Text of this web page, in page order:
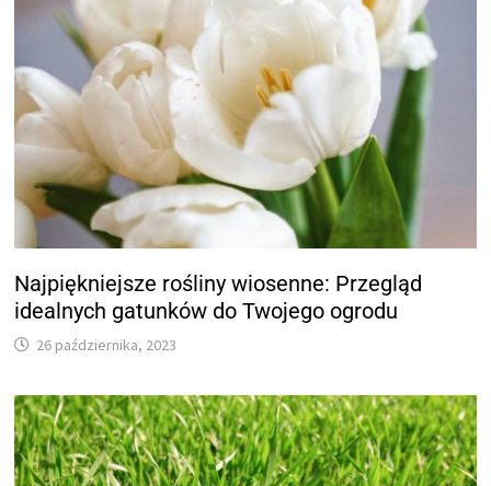
Najpiękniejsze rośliny wiosenne: Przegląd
idealnych gatunków do Twojego ogrodu
26 października, 2023